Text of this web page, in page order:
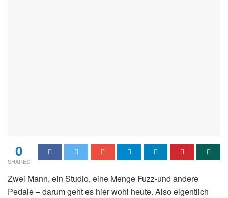
0
SHARES
Zwei Mann, ein Studio, eine Menge Fuzz-und andere
Pedale – darum geht es hier wohl heute. Also eigentlich